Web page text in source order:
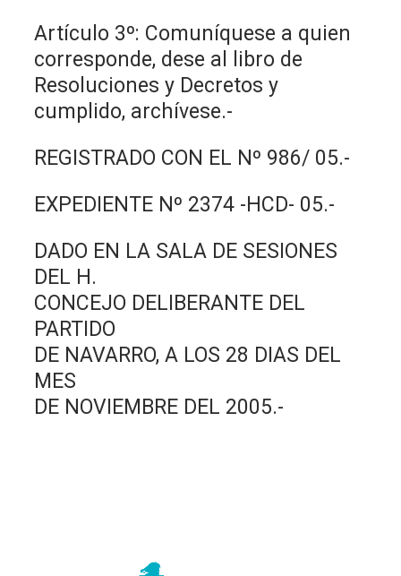
Artículo 3º: Comuníquese a quien
corresponde, dese al libro de
Resoluciones y Decretos y
cumplido, archívese.-
REGISTRADO CON EL Nº 986/ 05.-
EXPEDIENTE Nº 2374 -HCD- 05.-
DADO EN LA SALA DE SESIONES
DEL H.
CONCEJO DELIBERANTE DEL
PARTIDO
DE NAVARRO, A LOS 28 DIAS DEL
MES
DE NOVIEMBRE DEL 2005.-